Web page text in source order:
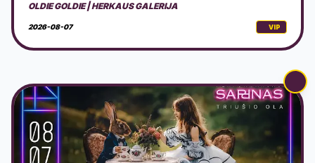
PERFORMANSAS - SAPNAS: TRIUŠIO OLA
2026-08-07 VIP